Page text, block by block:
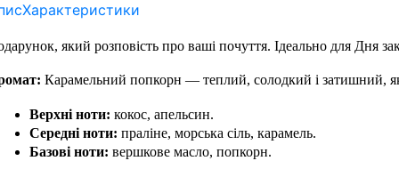
Характеристики
який розповість про ваші почуття. Ідеально для Дня
Карамельний попкорн — теплий, солодкий і затишний,
Верхні ноти: кокос, апельсин.
Середні ноти: праліне, морська сіль, карамель.
Базові ноти: вершкове масло, попкорн.